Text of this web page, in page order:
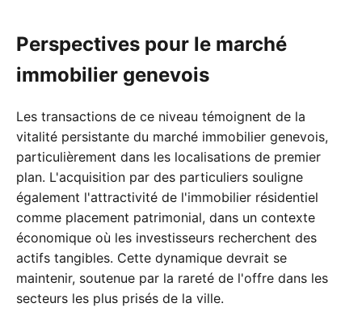
Perspectives pour le marché
immobilier genevois
Les transactions de ce niveau témoignent de la
vitalité persistante du marché immobilier genevois,
particulièrement dans les localisations de premier
plan. L'acquisition par des particuliers souligne
également l'attractivité de l'immobilier résidentiel
comme placement patrimonial, dans un contexte
économique où les investisseurs recherchent des
actifs tangibles. Cette dynamique devrait se
maintenir, soutenue par la rareté de l'offre dans les
secteurs les plus prisés de la ville.